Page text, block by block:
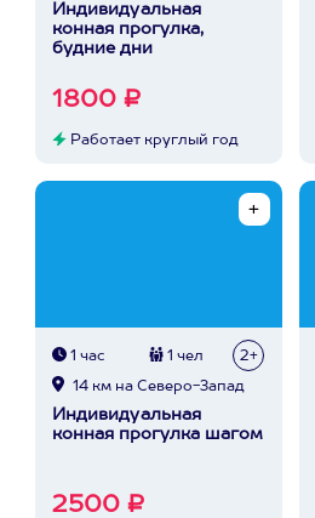
Индивидуальная
конная прогулка,
будние дни
1800 ₽
Работает круглый год
1 час 1 чел 2+
14 км на Северо-Запад
Индивидуальная
конная прогулка шагом
2500 ₽